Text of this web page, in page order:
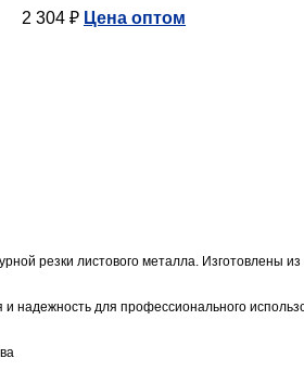
2 304 ₽ Цена оптом
резки листового металла. Изготовлены из
и надежность для профессионального